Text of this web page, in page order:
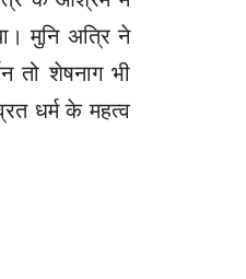
मुनि अत्रि ने
तो शेषनाग भी
धर्म के महत्व